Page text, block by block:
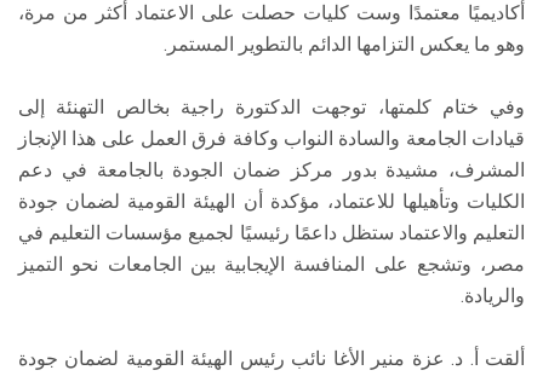
أكاديميًا معتمدًا وست كليات حصلت على الاعتماد أكثر من مرة،
وهو ما يعكس التزامها الدائم بالتطوير المستمر.
وفي ختام كلمتها، توجهت الدكتورة راجية بخالص التهنئة إلى
قيادات الجامعة والسادة النواب وكافة فرق العمل على هذا الإنجاز
المشرف، مشيدة بدور مركز ضمان الجودة بالجامعة في دعم
الكليات وتأهيلها للاعتماد، مؤكدة أن الهيئة القومية لضمان جودة
التعليم والاعتماد ستظل داعمًا رئيسيًا لجميع مؤسسات التعليم في
مصر، وتشجع على المنافسة الإيجابية بين الجامعات نحو التميز
والريادة.
ألقت أ. د. عزة منير الأغا نائب رئيس الهيئة القومية لضمان جودة